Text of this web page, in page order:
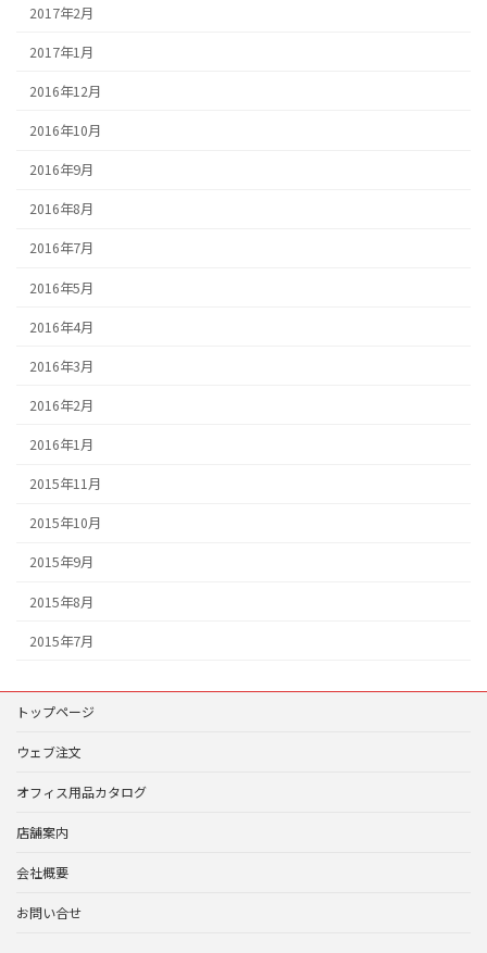
2017年2月
2017年1月
2016年12月
2016年10月
2016年9月
2016年8月
2016年7月
2016年5月
2016年4月
2016年3月
2016年2月
2016年1月
2015年11月
2015年10月
2015年9月
2015年8月
2015年7月
トップページ
ウェブ注文
オフィス用品カタログ
店舗案内
会社概要
お問い合せ